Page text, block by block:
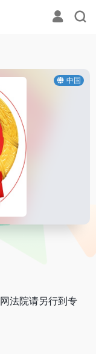
中国
法院请另行到专